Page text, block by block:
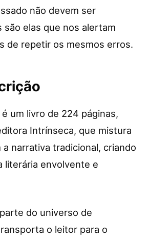
não devem ser
são elas que nos alertam
de repetir os mesmos erros.
é um livro de 224 páginas,
Intrínseca, que mistura
narrativa tradicional, criando
literária envolvente e
do universo de
o leitor para o